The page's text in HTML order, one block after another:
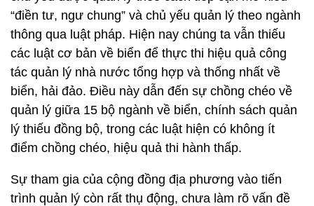
“điền tư, ngư chung” và chủ yếu quản lý theo ngành
thông qua luật pháp. Hiện nay chúng ta vẫn thiếu
các luật cơ bản về biển để thực thi hiệu quả công
tác quản lý nhà nước tổng hợp và thống nhất về
biển, hải đảo. Điều này dẫn đến sự chồng chéo về
quản lý giữa 15 bộ ngành về biển, chính sách quản
lý thiếu đồng bộ, trong các luật hiện có không ít
điểm chồng chéo, hiệu quả thi hành thấp.
Sự tham gia của cộng đồng địa phương vào tiến
trình quản lý còn rất thụ động, chưa làm rõ vấn đề